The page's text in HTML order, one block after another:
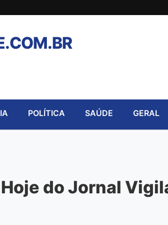
POLÍTICA SAÚDE GERAL
do Jornal